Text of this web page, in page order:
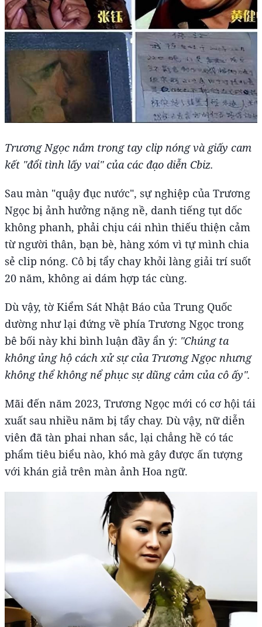
Trương Ngọc nắm trong tay clip nóng và giấy cam
kết "đổi tình lấy vai" của các đạo diễn Cbiz.
Sau màn "quậy đục nước", sự nghiệp của Trương
Ngọc bị ảnh hưởng nặng nề, danh tiếng tụt dốc
không phanh, phải chịu cái nhìn thiếu thiện cảm
từ người thân, bạn bè, hàng xóm vì tự mình chia
sẻ clip nóng. Cô bị tẩy chay khỏi làng giải trí suốt
20 năm, không ai dám hợp tác cùng.
Dù vậy, tờ Kiểm Sát Nhật Báo của Trung Quốc
dường như lại đứng về phía Trương Ngọc trong
bê bối này khi bình luận đầy ẩn ý: "Chúng ta
không ủng hộ cách xử sự của Trương Ngọc nhưng
không thể không nể phục sự dũng cảm của cô ấy".
Mãi đến năm 2023, Trương Ngọc mới có cơ hội tái
xuất sau nhiều năm bị tẩy chay. Dù vậy, nữ diễn
viên đã tàn phai nhan sắc, lại chẳng hề có tác
phẩm tiêu biểu nào, khó mà gây được ấn tượng
với khán giả trên màn ảnh Hoa ngữ.